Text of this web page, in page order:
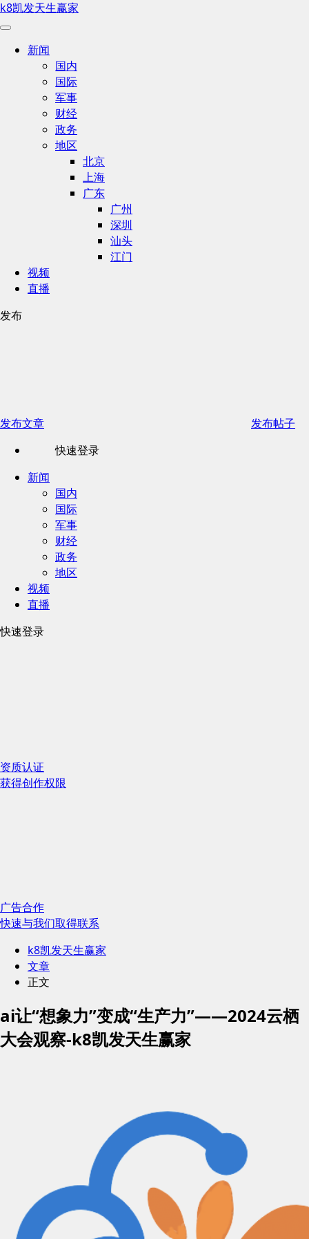
k8凯发天生赢家
新闻
国内
国际
军事
财经
政务
地区
北京
上海
广东
广州
深圳
汕头
江门
视频
直播
发布
发布文章
发布帖子
快速登录
新闻
国内
国际
军事
财经
政务
地区
视频
直播
快速登录
资质认证
获得创作权限
广告合作
快速与我们取得联系
k8凯发天生赢家
文章
正文
ai让“想象力”变成“生产力”——2024云栖
大会观察-k8凯发天生赢家